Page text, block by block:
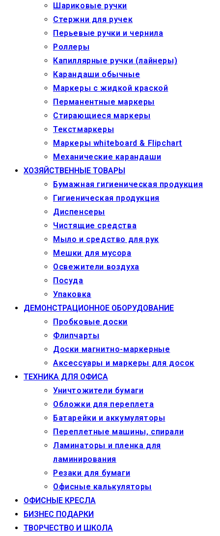
Шариковые ручки
Стержни для ручек
Перьевые ручки и чернила
Роллеры
Капиллярные ручки (лайнеры)
Карандаши обычные
Маркеры c жидкой краской
Перманентные маркеры
Стирающиеся маркеры
Текстмаркеры
Маркеры whiteboard & Flipchart
Механические карандаши
ХОЗЯЙСТВЕННЫЕ ТОВАРЫ
Бумажная гигиеническая продукция
Гигиеническая продукция
Диспенсеры
Чистящие средства
Мыло и средство для рук
Мешки для мусора
Освежители воздуха
Посуда
Упаковка
ДЕМОНСТРАЦИОННОЕ ОБОРУДОВАНИЕ
Пробковые доски
Флипчарты
Доски магнитно-маркерные
Аксессуары и маркеры для досок
ТЕХНИКА ДЛЯ ОФИСА
Уничтожители бумаги
Обложки для переплета
Батарейки и аккумуляторы
Переплетные машины, спирали
Ламинаторы и пленка для
ламинирования
Резаки для бумаги
Офисные калькуляторы
ОФИСНЫЕ КРЕСЛА
БИЗНЕС ПОДАРКИ
ТВОРЧЕСТВО И ШКОЛА